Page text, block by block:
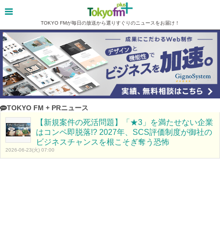
TOKYO FMが毎日の放送から選りすぐりのニュースをお届け！
TOKYO FM + PRニュース
【新規案件の死活問題】「★3」を満たせない企業
はコンペ即脱落!? 2027年、SCS評価制度が御社の
ビジネスチャンスを根こそぎ奪う恐怖
2026-06-23(火) 07:00